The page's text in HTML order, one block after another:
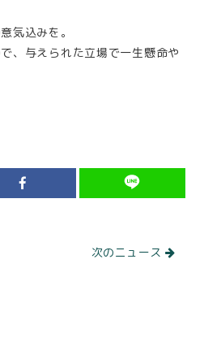
気込みを。
、与えられた立場で一生懸命や
次のニュース